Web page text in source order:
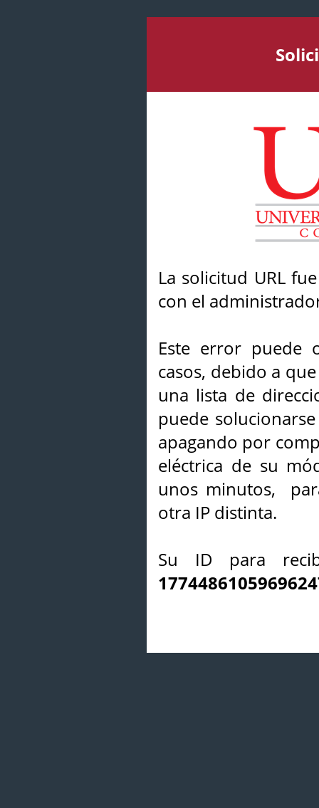
La solicitud URL
con el
Este error puede
casos, debido a
una lista de
puede
apagando por
eléctrica de su
unos minutos,
otra IP distinta.
Su ID para